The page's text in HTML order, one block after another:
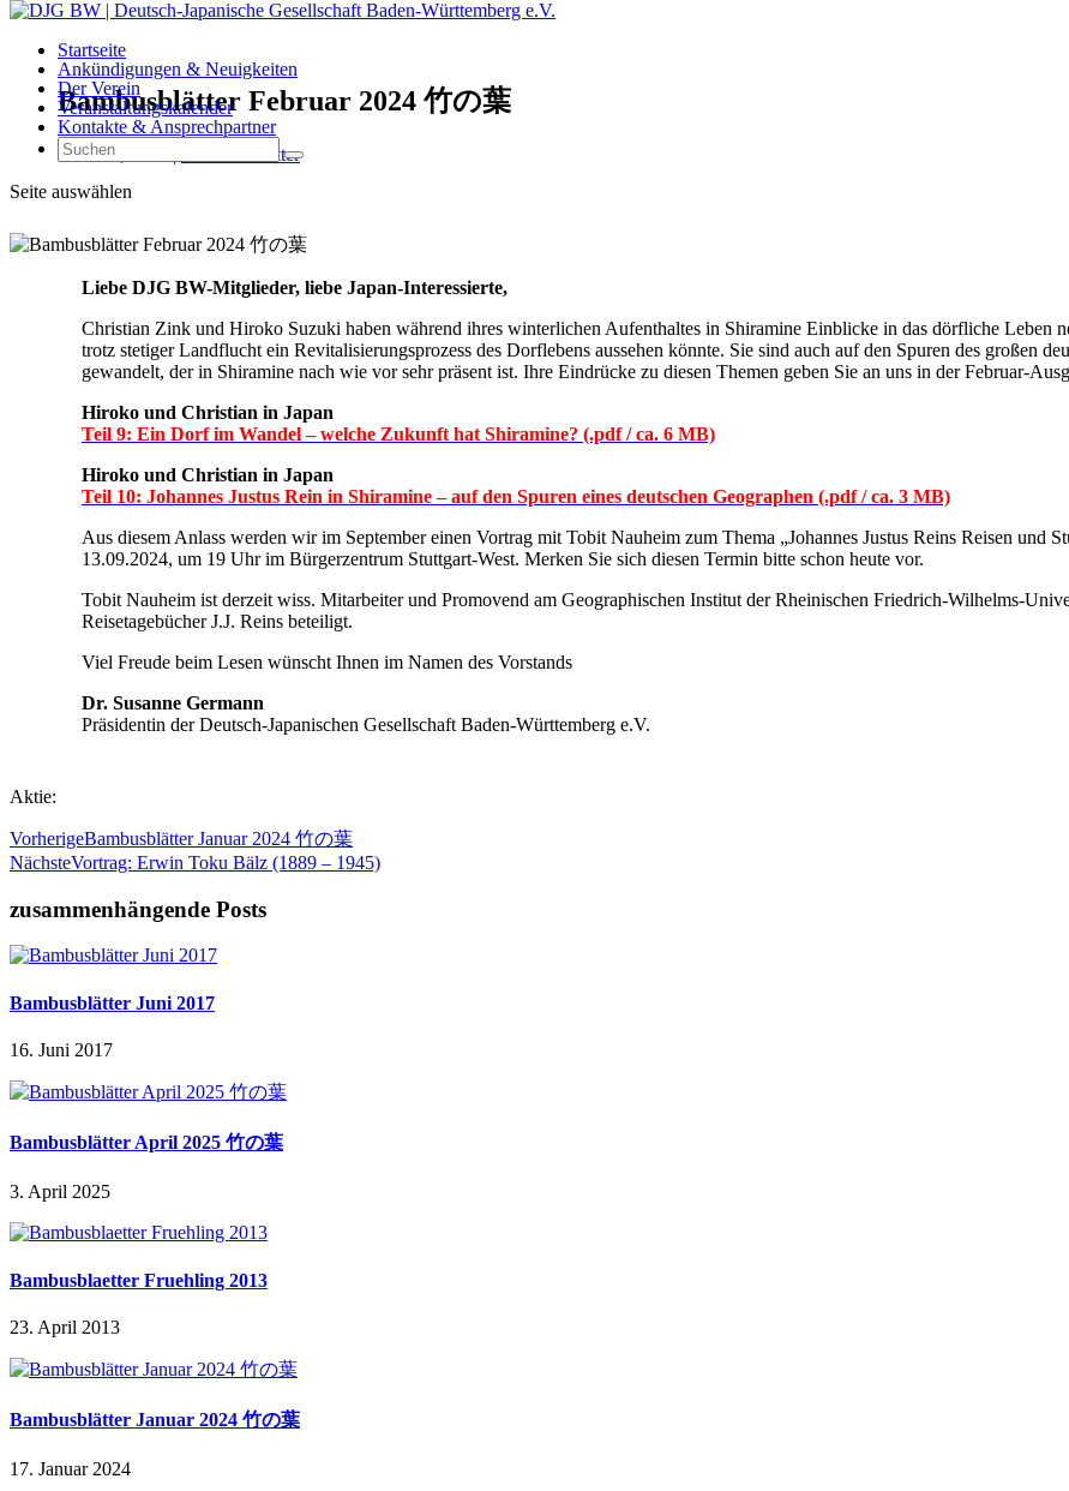
Startseite
Ankündigungen & Neuigkeiten
Der Verein
Veranstaltungskalender
Kontakte & Ansprechpartner
Seite auswählen
Bambusblätter Februar 2024 竹の葉
20. Feb., 2024 Bambus-Blätter
Liebe DJG BW-Mitglieder, liebe Japan-Interessierte,
Christian Zink und Hiroko Suzuki haben während ihres winterlichen Aufenthaltes in Shiramine Einblicke in das dörfliche Leben
trotz stetiger Landflucht ein Revitalisierungsprozess des Dorflebens aussehen könnte. Sie sind auch auf den Spuren des großen
gewandelt, der in Shiramine nach wie vor sehr präsent ist. Ihre Eindrücke zu diesen Themen geben Sie an uns in der Februar-
Hiroko und Christian in Japan
Teil 9: Ein Dorf im Wandel – welche Zukunft hat Shiramine? (.pdf / ca. 6 MB)
Hiroko und Christian in Japan
Teil 10: Johannes Justus Rein in Shiramine – auf den Spuren eines deutschen Geographen (.pdf / ca. 3 MB)
Aus diesem Anlass werden wir im September einen Vortrag mit Tobit Nauheim zum Thema „Johannes Justus Reins Reisen und
13.09.2024, um 19 Uhr im Bürgerzentrum Stuttgart-West. Merken Sie sich diesen Termin bitte schon heute vor.
Tobit Nauheim ist derzeit wiss. Mitarbeiter und Promovend am Geographischen Institut der Rheinischen Friedrich-Wilhelms-
Reisetagebücher J.J. Reins beteiligt.
Viel Freude beim Lesen wünscht Ihnen im Namen des Vorstands
Dr. Susanne Germann
Präsidentin der Deutsch-Japanischen Gesellschaft Baden-Württemberg e.V.
Aktie:
VorherigeBambusblätter Januar 2024 竹の葉
NächsteVortrag: Erwin Toku Bälz (1889 – 1945)
zusammenhängende Posts
Bambusblätter Juni 2017
16. Juni 2017
Bambusblätter April 2025 竹の葉
3. April 2025
Bambusblaetter Fruehling 2013
23. April 2013
Bambusblätter Januar 2024 竹の葉
17. Januar 2024